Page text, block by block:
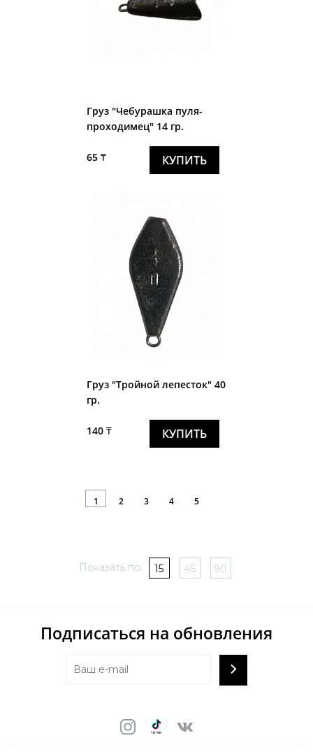
Груз "Чебурашка пуля-
проходимец" 14 гр.
65 ₸ КУПИТЬ
Груз "Тройной лепесток" 40
гр.
140 ₸ КУПИТЬ
1 2 3 4 5
Показать по: 15 45 90
Подписаться на обновления